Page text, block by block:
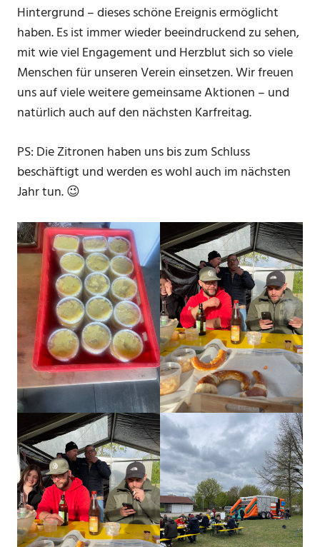
Hintergrund – dieses schöne Ereignis ermöglicht
haben. Es ist immer wieder beeindruckend zu sehen,
mit wie viel Engagement und Herzblut sich so viele
Menschen für unseren Verein einsetzen. Wir freuen
uns auf viele weitere gemeinsame Aktionen – und
natürlich auch auf den nächsten Karfreitag.
PS: Die Zitronen haben uns bis zum Schluss
beschäftigt und werden es wohl auch im nächsten
Jahr tun. 😉